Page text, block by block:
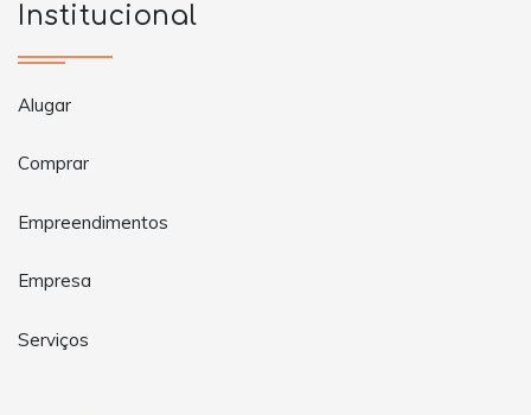
Institucional
Alugar
Comprar
Empreendimentos
Empresa
Serviços